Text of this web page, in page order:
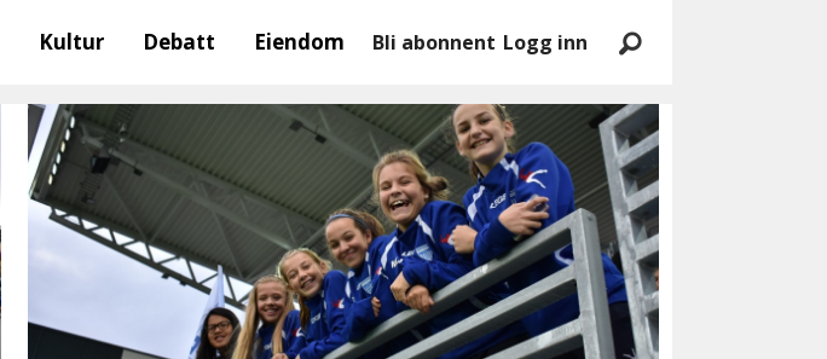
Kultur Debatt Eiendom Bli abonnent Logg inn